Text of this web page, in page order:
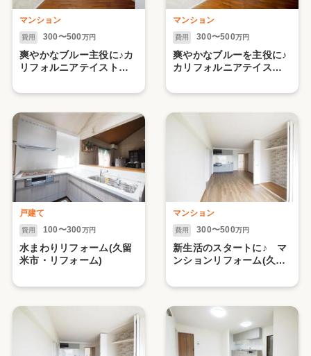
マンション
費用 300〜500万円
爽やかなブルー主役に♪カ
リフォルニアテイストが
フォーム（久留米市）
マンション
費用 300〜500万円
爽やかなブルーを主役に♪
カリフォルニアテイスト
リフォーム（久留米市）
戸建て
費用 100〜300万円
水まわりリフォーム(久留
米市・リフォーム)
マンション
費用 300〜500万円
新生活のスタートに♪ マ
ンションリフォーム(久留